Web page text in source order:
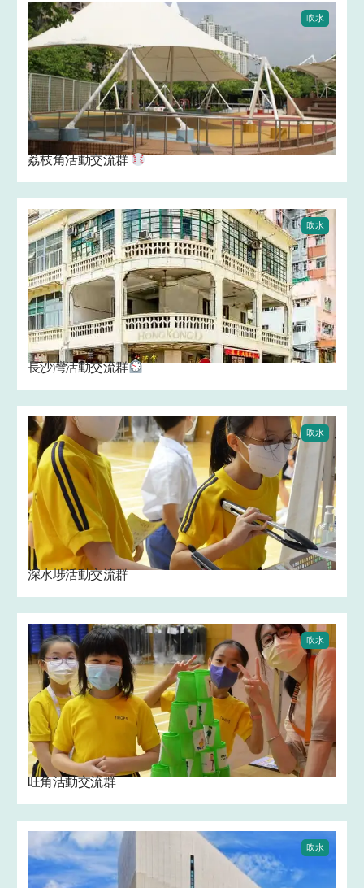
吹水
荔枝角活動交流群
吹水
長沙灣活動交流群
吹水
深水埗活動交流群
吹水
旺角活動交流群
吹水